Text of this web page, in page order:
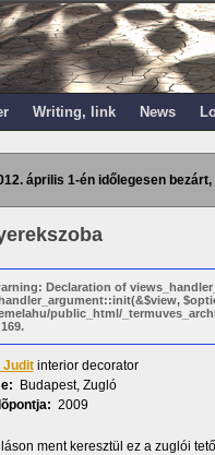
Writing, link News
április 1-én időlegesen
Declaration of
public_html/
Judit interior decorator
Budapest, Zugló
2009
ment keresztül ez a zuglói